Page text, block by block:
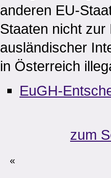
anderen EU-
Staaten nicht zur
ausländischer
in Österreich
EuGH-
zum
«